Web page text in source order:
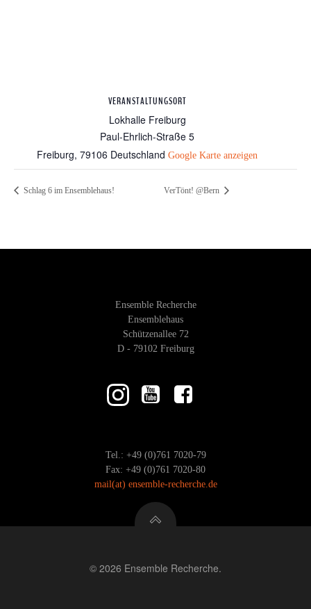
VERANSTALTUNGSORT
Lokhalle Freiburg
Paul-Ehrlich-Straße 5
Freiburg, 79106 Deutschland Google Karte anzeigen
Schlag 6 im Ensemblehaus! VerTönt! @Bern
Ensemble Recherche
Ensemblehaus
Schützenallee 72
D - 79102 Freiburg
Tel.: +49 (0)761 7020-79
Fax: +49 (0)761 7020-80
mail(at) ensemble-recherche.de
© 2026 Ensemble Recherche.